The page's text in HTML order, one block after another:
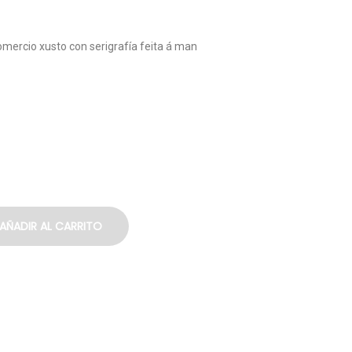
xusto con serigrafía feita á man
AL CARRITO